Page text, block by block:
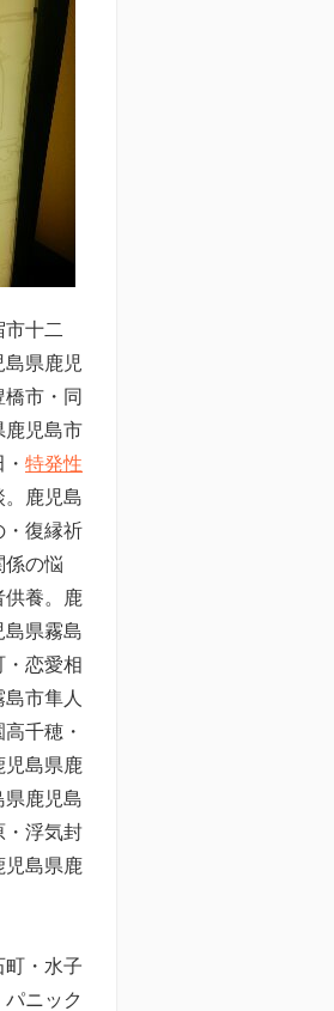
十二
県鹿児
市・同
鹿児島市
特発性
。鹿児島
・復縁祈
係の悩
供養。鹿
島県霧島
・恋愛相
市隼人
千穂・
児島県鹿
県鹿児島
・浮気封
児島県鹿
町・水子
ニック